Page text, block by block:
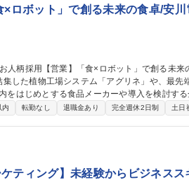
×ロボット」で創る未来の食卓/安
をはじめとする食品メーカーや導入を検討す
口減少”や”食料自給率”という大きな社会課
がいのある仕事です。※入社後はOJTにより知識
ット」で創る未来の食卓/安川電機100%子会社
内 転勤なし 退職金あり 完全週休2日制 土日
ティング】未経験からビジネス